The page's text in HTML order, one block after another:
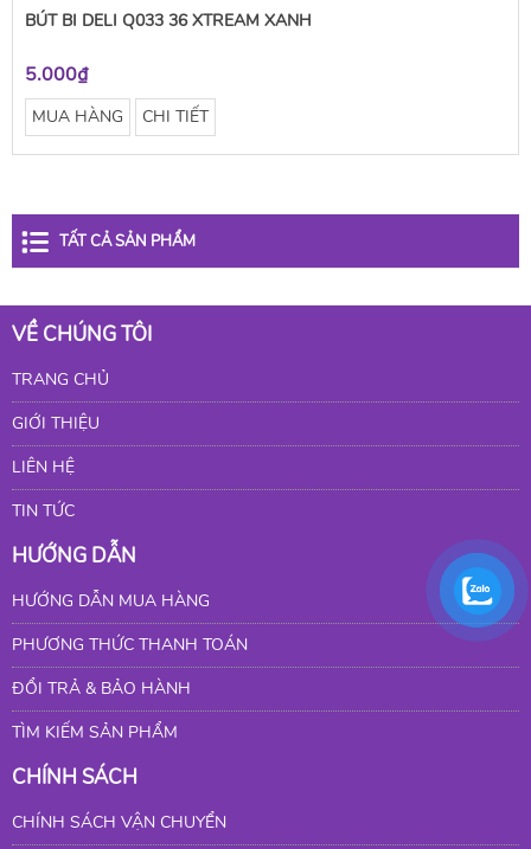
BÚT BI DELI Q033 36 XTREAM XANH
5.000₫
MUA HÀNG CHI TIẾT
TẤT CẢ SẢN PHẨM
VỀ CHÚNG TÔI
TRANG CHỦ
GIỚI THIỆU
LIÊN HỆ
TIN TỨC
HƯỚNG DẪN
HƯỚNG DẪN MUA HÀNG
PHƯƠNG THỨC THANH TOÁN
ĐỔI TRẢ & BẢO HÀNH
TÌM KIẾM SẢN PHẨM
CHÍNH SÁCH
CHÍNH SÁCH VẬN CHUYỂN